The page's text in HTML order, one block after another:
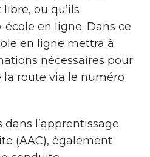
ou qu’ils
en ligne. Dans ce
en ligne mettra à
nécessaires pour
la route via le numéro
l’apprentissage
(AAC), également